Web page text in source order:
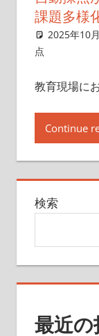
課題多様
2025年10
点
教育現場に
Continue
検索
最近の